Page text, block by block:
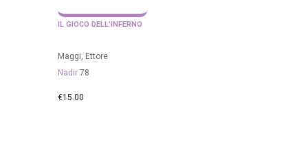
IL GIOCO DELL’INFERNO
Maggi, Ettore
Nadir 78
€15.00